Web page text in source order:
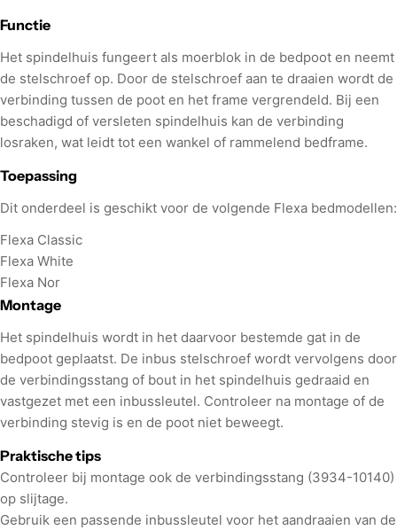
Functie
Het spindelhuis fungeert als moerblok in de bedpoot en neemt
de stelschroef op. Door de stelschroef aan te draaien wordt de
verbinding tussen de poot en het frame vergrendeld. Bij een
beschadigd of versleten spindelhuis kan de verbinding
losraken, wat leidt tot een wankel of rammelend bedframe.
Toepassing
Dit onderdeel is geschikt voor de volgende Flexa bedmodellen:
Flexa Classic
Flexa White
Flexa Nor
Montage
Het spindelhuis wordt in het daarvoor bestemde gat in de
bedpoot geplaatst. De inbus stelschroef wordt vervolgens door
de verbindingsstang of bout in het spindelhuis gedraaid en
vastgezet met een inbussleutel. Controleer na montage of de
verbinding stevig is en de poot niet beweegt.
Praktische tips
Controleer bij montage ook de verbindingsstang (3934-10140)
op slijtage.
Gebruik een passende inbussleutel voor het aandraaien van de